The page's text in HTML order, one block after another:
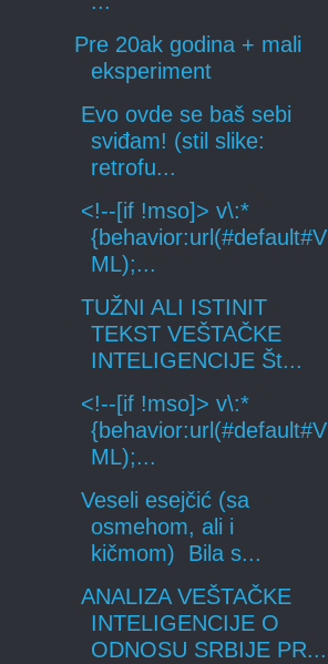
Pre 20ak godina + mali
eksperiment
Evo ovde se baš sebi
sviđam! (stil slike:
retrofu...
<!--[if !mso]> v\:*
{behavior:url(#default#V
ML);...
TUŽNI ALI ISTINIT
TEKST VEŠTAČKE
INTELIGENCIJE Št...
<!--[if !mso]> v\:*
{behavior:url(#default#V
ML);...
Veseli esejčić (sa
osmehom, ali i
kičmom) Bila s...
ANALIZA VEŠTAČKE
INTELIGENCIJE O
ODNOSU SRBIJE PR...